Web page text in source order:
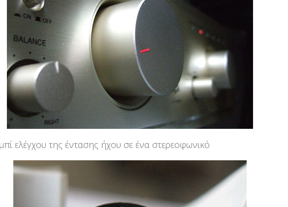
ελέγχου της έντασης ήχου σε ένα στερεοφωνικό